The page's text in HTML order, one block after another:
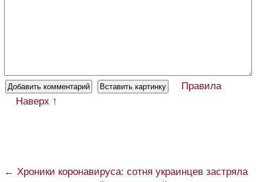
Правила
Наверх ↑
← Хроники коронавируса: сотня украинцев застряла